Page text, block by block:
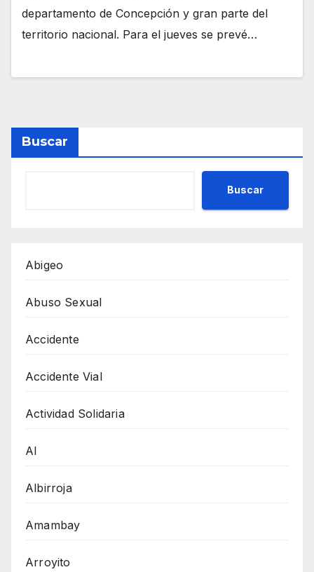
departamento de Concepción y gran parte del
territorio nacional. Para el jueves se prevé…
Buscar
Buscar
Abigeo
Abuso Sexual
Accidente
Accidente Vial
Actividad Solidaria
AI
Albirroja
Amambay
Arroyito